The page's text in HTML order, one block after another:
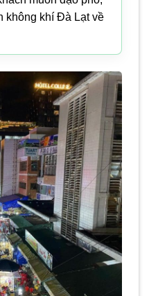
không khí Đà Lạt về